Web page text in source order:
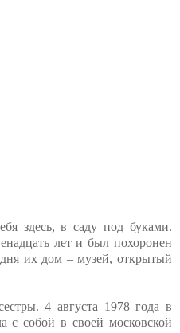
здесь, в саду под буками.
лет и был похоронен
их дом – музей, открытый
4 августа 1978 года в
с собой в своей московской